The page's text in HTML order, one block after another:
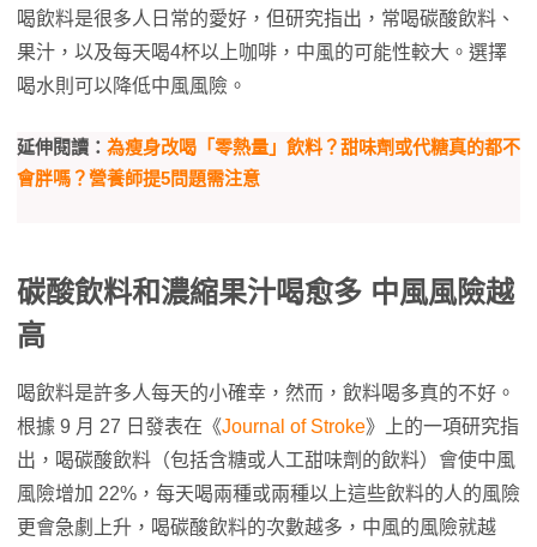
喝飲料是很多人日常的愛好，但研究指出，常喝碳酸飲料、
果汁，以及每天喝4杯以上咖啡，中風的可能性較大。選擇
喝水則可以降低中風風險。
延伸閱讀： 為瘦身改喝「零熱量」飲料？甜味劑或代糖真的都不
會胖嗎？營養師提5問題需注意
碳酸飲料和濃縮果汁喝愈多 中風風險越
高
喝飲料是許多人每天的小確幸，然而，飲料喝多真的不好。
根據 9 月 27 日發表在《Journal of Stroke》上的一項研究指
出，喝碳酸飲料（包括含糖或人工甜味劑的飲料）會使中風
風險增加 22%，每天喝兩種或兩種以上這些飲料的人的風險
更會急劇上升，喝碳酸飲料的次數越多，中風的風險就越